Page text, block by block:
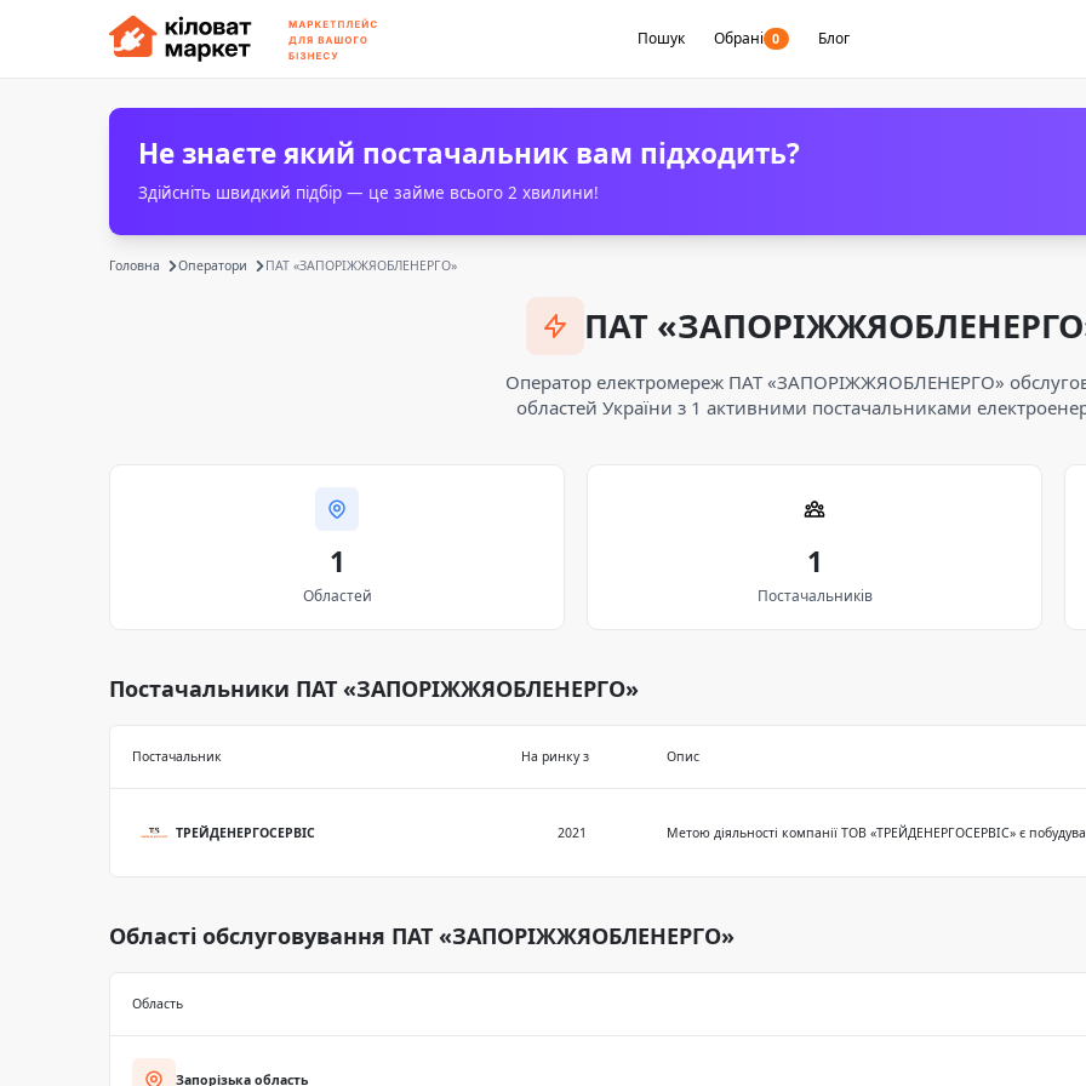
Пошук Обрані 0 Блог
Не знаєте який постачальник вам підходить?
Здійсніть швидкий підбір — це займе всього 2 хвилини!
Головна Оператори ПАТ «ЗАПОРІЖЖЯОБЛЕНЕРГО»
ПАТ
Оператор електромереж ПАТ «ЗАПОРІЖЖЯОБЛЕНЕРГО»
областей України з 1 активними постачальниками
1
Областей
1
Постачальників
Постачальники ПАТ «ЗАПОРІЖЖЯОБЛЕНЕРГО»
Постачальник На ринку з Опис
ТРЕЙДЕНЕРГОСЕРВІС 2021
Області обслуговування ПАТ «ЗАПОРІЖЖЯОБЛЕНЕРГО»
Область
Запорізька область